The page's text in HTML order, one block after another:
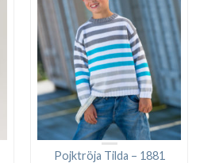
Pojktröja Tilda – 1881